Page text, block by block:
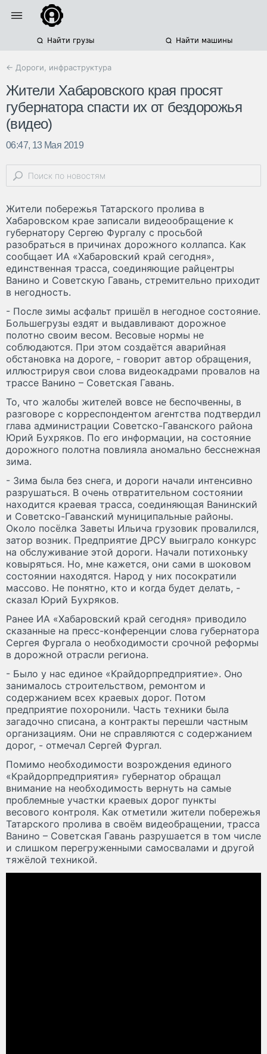
Найти грузы Найти машины
← Дороги, инфраструктура
Жители Хабаровского края просят
губернатора спасти их от бездорожья
(видео)
06:47, 13 Мая 2019
Жители побережья Татарского пролива в
Хабаровском крае записали видеообращение к
губернатору Сергею Фургалу с просьбой
разобраться в причинах дорожного коллапса. Как
сообщает ИА «Хабаровский край сегодня»,
единственная трасса, соединяющие райцентры
Ванино и Советскую Гавань, стремительно приходит
в негодность.
- После зимы асфальт пришёл в негодное состояние.
Большегрузы ездят и выдавливают дорожное
полотно своим весом. Весовые нормы не
соблюдаются. При этом создаётся аварийная
обстановка на дороге, - говорит автор обращения,
иллюстрируя свои слова видеокадрами провалов на
трассе Ванино – Советская Гавань.
То, что жалобы жителей вовсе не беспочвенны, в
разговоре с корреспондентом агентства подтвердил
глава администрации Советско-Гаванского района
Юрий Бухряков. По его информации, на состояние
дорожного полотна повлияла аномально бесснежная
зима.
- Зима была без снега, и дороги начали интенсивно
разрушаться. В очень отвратительном состоянии
находится краевая трасса, соединяющая Ванинский
и Советско-Гаванский муниципальные районы.
Около посёлка Заветы Ильича грузовик провалился,
затор возник. Предприятие ДРСУ выиграло конкурс
на обслуживание этой дороги. Начали потихоньку
ковыряться. Но, мне кажется, они сами в шоковом
состоянии находятся. Народ у них посократили
массово. Не понятно, кто и когда будет делать, -
сказал Юрий Бухряков.
Ранее ИА «Хабаровский край сегодня» приводило
сказанные на пресс-конференции слова губернатора
Сергея Фургала о необходимости срочной реформы
в дорожной отрасли региона.
- Было у нас единое «Крайдорпредприятие». Оно
занималось строительством, ремонтом и
содержанием всех краевых дорог. Потом
предприятие похоронили. Часть техники была
загадочно списана, а контракты перешли частным
организациям. Они не справляются с содержанием
дорог, - отмечал Сергей Фургал.
Помимо необходимости возрождения единого
«Крайдорпредприятия» губернатор обращал
внимание на необходимость вернуть на самые
проблемные участки краевых дорог пункты
весового контроля. Как отметили жители побережья
Татарского пролива в своём видеобращении, трасса
Ванино – Советская Гавань разрушается в том числе
и слишком перегруженными самосвалами и другой
тяжёлой техникой.